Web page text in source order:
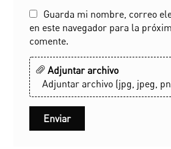
Guarda mi nombre, correo
en este navegador para la
comente.
Adjuntar archivo
Adjuntar archivo (jpg, jpeg,